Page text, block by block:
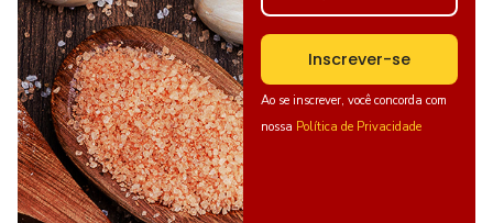
Inscrever-se
Ao se inscrever, você concorda com
nossa Política de Privacidade